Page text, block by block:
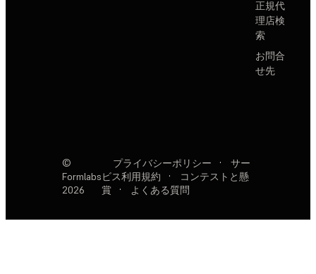
正規代
理店検
索
お問合
せ先
©
Formlabs
2026
プライバシーポリシー ·
サー
ビス利用規約
·
コンテストと懸
賞
· よくある質問